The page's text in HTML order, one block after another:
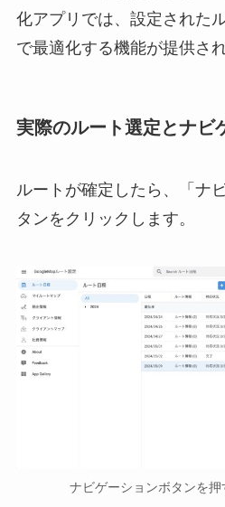
化アプリでは、設定された
で最適化する機能が提供さ
実際のルート選定とナビ
ルートが確定したら、「ナ
タンをクリックします。
ナビゲーションボタンを